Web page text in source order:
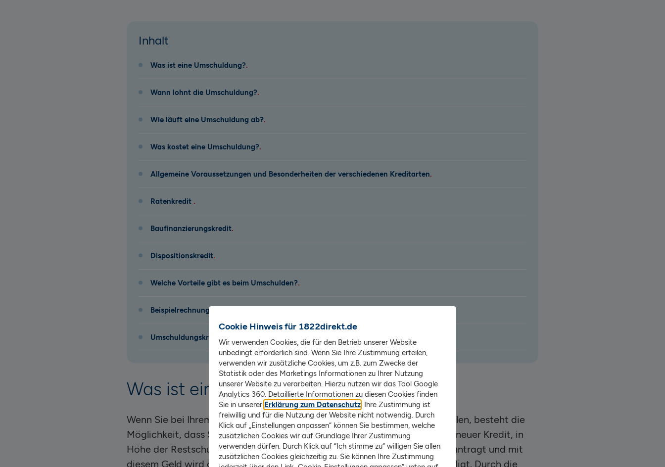
Cookie Hinweis für 1822direkt.de
Wir verwenden Cookies, die für den Betrieb unserer Website
unbedingt erforderlich sind. Wenn Sie Ihre Zustimmung erteilen,
verwenden wir zusätzliche Cookies, um z.B. zum Zwecke der
Statistik oder des Marketings Informationen zu Ihrer Nutzung
unserer Website zu verarbeiten. Hierzu nutzen wir das Tool Google
Analytics 360. Detaillierte Informationen zu diesen Cookies finden
Sie in unserer Erklärung zum Datenschutz . Ihre Zustimmung ist
freiwillig und für die Nutzung der Website nicht notwendig. Durch
Klick auf „Einstellungen anpassen“ können Sie bestimmen, welche
zusätzlichen Cookies wir auf Grundlage Ihrer Zustimmung
verwenden dürfen. Durch Klick auf “Ich stimme zu“ willigen Sie allen
zusätzlichen Cookies gleichzeitig zu. Sie können Ihre Zustimmung
Inhalt
Was ist eine Umschuldung?
Wann lohnt die Umschuldung?
Wie läuft eine Umschuldung ab?
Was kostet eine Umschuldung?
Allgemeine Voraussetzungen und Besonderheiten der verschiedenen Kreditarten
Ratenkredit
Baufinanzierungskredit
Dispositionskredit
Welche Vorteile gibt es beim Umschulden?
Beispielrechnung für einen Umschuldungskredit
Umschuldungskredit berechnen
Was ist eine Umschuldung?
Wenn Sie bei Ihrem laufenden Kredit einen geringeren Zinssatz haben wollen, besteht die
Möglichkeit, dass Sie diesen umschulden. Bei einer Umschuldung wird ein neuer Kredit, in
Höhe der Restschuld (die Menge an Geld, die noch abzubezahlen ist), beantragt und mit
diesem Geld wird dann der alte Kredit bei dem alten Kreditinstitut gekündigt. Durch die